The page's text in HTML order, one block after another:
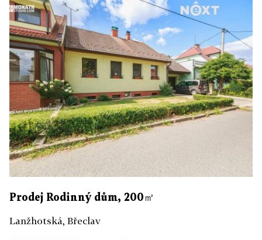
Prodej Rodinný dům, 200㎡
Lanžhotská, Břeclav